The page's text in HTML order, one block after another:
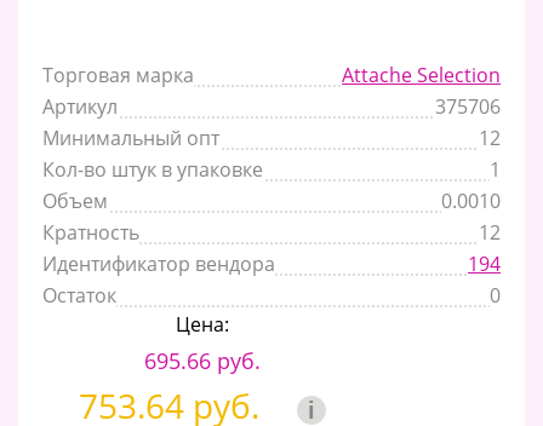
Торговая марка
Attache Selection
Артикул
375706
Минимальный опт
12
Кол-во штук в упаковке
1
Объем
0.0010
Кратность
12
Идентификатор вендора
194
Остаток
0
Цена:
695.66 руб.
753.64 руб. i